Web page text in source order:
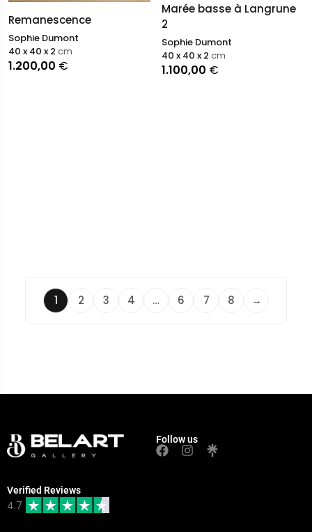
Remanescence
Sophie Dumont
1.200,00 €
40 x 40 x 2 cm
Marée basse à Langrune
2
Sophie Dumont
1.100,00 €
40 x 40 x 2 cm
1 2 3 4 … 6 7 8 →
Follow us
Verified Reviews
4.7